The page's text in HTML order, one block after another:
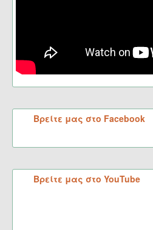
Βρείτε μας στο Facebook
Βρείτε μας στο YouTube